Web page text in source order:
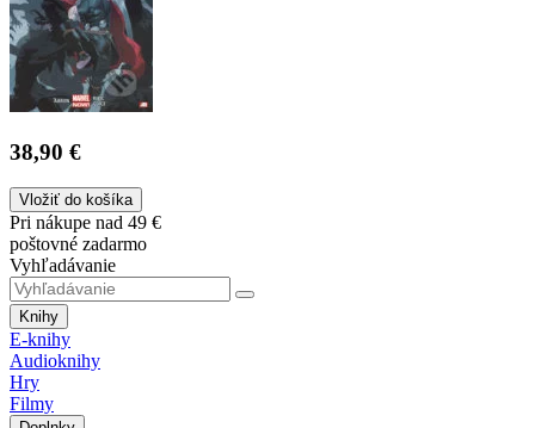
38,90 €
Vložiť do košíka
Pri nákupe nad 49 €
poštovné zadarmo
Vyhľadávanie
Knihy
E-knihy
Audioknihy
Hry
Filmy